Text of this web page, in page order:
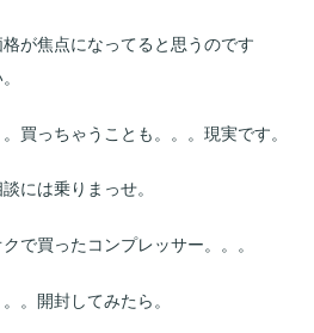
が焦点になってると思うのです
買っちゃうことも。。。現実です。
には乗りまっせ。
で買ったコンプレッサー。。。
。開封してみたら。